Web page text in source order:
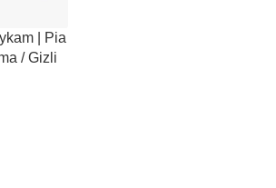
| Pia
/ Gizli